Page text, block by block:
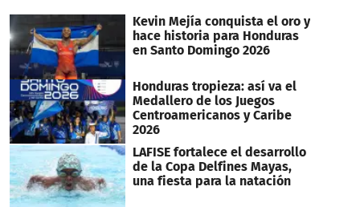
Kevin Mejía conquista el oro y
hace historia para Honduras
en Santo Domingo 2026
Honduras tropieza: así va el
Medallero de los Juegos
Centroamericanos y Caribe
2026
LAFISE fortalece el desarrollo
de la Copa Delfines Mayas,
una fiesta para la natación